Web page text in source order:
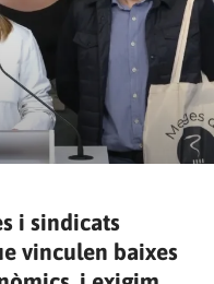
i sindicats
vinculen baixes